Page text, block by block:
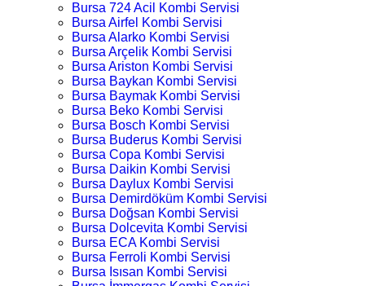
Bursa 724 Acil Kombi Servisi
Bursa Airfel Kombi Servisi
Bursa Alarko Kombi Servisi
Bursa Arçelik Kombi Servisi
Bursa Ariston Kombi Servisi
Bursa Baykan Kombi Servisi
Bursa Baymak Kombi Servisi
Bursa Beko Kombi Servisi
Bursa Bosch Kombi Servisi
Bursa Buderus Kombi Servisi
Bursa Copa Kombi Servisi
Bursa Daikin Kombi Servisi
Bursa Daylux Kombi Servisi
Bursa Demirdöküm Kombi Servisi
Bursa Doğsan Kombi Servisi
Bursa Dolcevita Kombi Servisi
Bursa ECA Kombi Servisi
Bursa Ferroli Kombi Servisi
Bursa Isısan Kombi Servisi